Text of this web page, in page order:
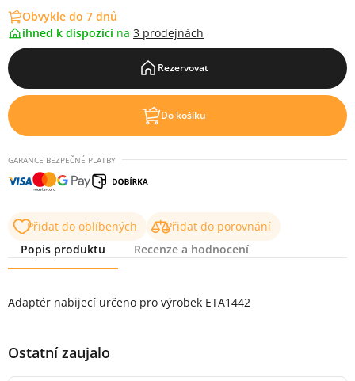
Obvykle do 7 dnů
ihned k dispozici na 3 prodejnách
Rezervovat
Do košíku
GARANCE BEZPEČNÉ PLATBY
Přidat do oblíbených
Přidat do porovnání
Popis produktu
Recenze a hodnocení
Adaptér nabijecí určeno pro výrobek ETA1442
Ostatní zaujalo